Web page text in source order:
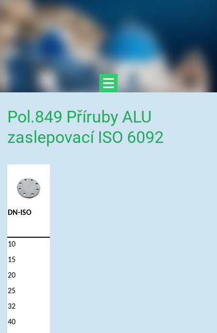
Pol.849 Příruby ALU
zaslepovací ISO 6092
DN-ISO
10
15
20
25
32
40